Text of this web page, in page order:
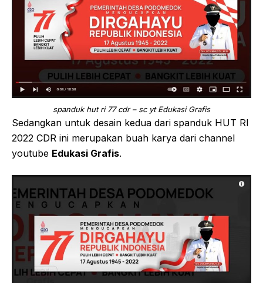
spanduk hut ri 77 cdr – sc yt Edukasi Grafis
Sedangkan untuk desain kedua dari spanduk HUT RI
2022 CDR ini merupakan buah karya dari channel
youtube Edukasi Grafis.